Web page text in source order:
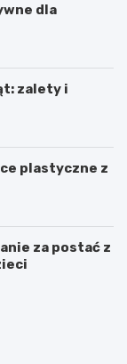
dla
zalety i
plastyczne z
za postać z